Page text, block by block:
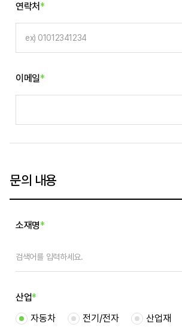
연락처*
이메일*
문의 내용
소재명*
산업*
자동차
전기/전자 산업재